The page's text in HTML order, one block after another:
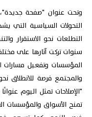
وتحت عنوان "صفحة
التحولات السياسية التي
التطلعات نحو الاستقرار
سنوات تركت آثارها على
المؤسسات وتفعيل مسارات
والمجتمع فرصة للانطلاق
"الإصلاحات تمثل اليوم
تمنح الأسواق والمؤسسات